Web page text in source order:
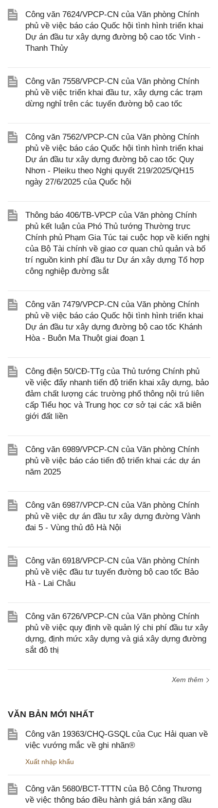
Công văn 7624/VPCP-CN của Văn phòng Chính
phủ về việc báo cáo Quốc hội tình hình triển khai
Dự án đầu tư xây dựng đường bộ cao tốc Vinh -
Thanh Thủy
Công văn 7558/VPCP-CN của Văn phòng Chính
phủ về việc triển khai đầu tư, xây dựng các trạm
dừng nghỉ trên các tuyến đường bộ cao tốc
Công văn 7562/VPCP-CN của Văn phòng Chính
phủ về việc báo cáo Quốc hội tình hình triển khai
Dự án đầu tư xây dựng đường bộ cao tốc Quy
Nhơn - Pleiku theo Nghị quyết 219/2025/QH15
ngày 27/6/2025 của Quốc hội
Thông báo 406/TB-VPCP của Văn phòng Chính
phủ kết luận của Phó Thủ tướng Thường trực
Chính phủ Phạm Gia Túc tại cuộc họp về kiến nghị
của Bộ Tài chính về giao cơ quan chủ quản và bố
trí nguồn kinh phí đầu tư Dự án xây dựng Tổ hợp
công nghiệp đường sắt
Công văn 7479/VPCP-CN của Văn phòng Chính
phủ về việc báo cáo Quốc hội tình hình triển khai
Dự án đầu tư xây dựng đường bộ cao tốc Khánh
Hòa - Buôn Ma Thuột giai đoạn 1
Công điện 50/CĐ-TTg của Thủ tướng Chính phủ
về việc đẩy nhanh tiến độ triển khai xây dựng, bảo
đảm chất lượng các trường phổ thông nội trú liên
cấp Tiểu học và Trung học cơ sở tại các xã biên
giới đất liền
Công văn 6989/VPCP-CN của Văn phòng Chính
phủ về việc báo cáo tiến độ triển khai các dự án
năm 2025
Công văn 6987/VPCP-CN của Văn phòng Chính
phủ về việc dự án đầu tư xây dựng đường Vành
đai 5 - Vùng thủ đô Hà Nội
Công văn 6918/VPCP-CN của Văn phòng Chính
phủ về việc đầu tư tuyến đường bộ cao tốc Bảo
Hà - Lai Châu
Công văn 6726/VPCP-CN của Văn phòng Chính
phủ về việc quy định về quản lý chi phí đầu tư xây
dựng, định mức xây dựng và giá xây dựng đường
sắt đô thị
Xem thêm
VĂN BẢN MỚI NHẤT
Công văn 19363/CHQ-GSQL của Cục Hải quan về
việc vướng mắc về ghi nhãn®
Xuất nhập khẩu
Công văn 5680/BCT-TTTN của Bộ Công Thương
về việc thông báo điều hành giá bán xăng dầu